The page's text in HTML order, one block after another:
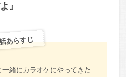
』
あらすじ
緒にカラオケにやってきた